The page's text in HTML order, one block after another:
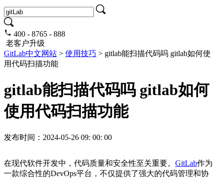
400 - 8765 - 888
老客户升级
GitLab中文网站 > 使用技巧 > gitlab能扫描代码吗 gitlab如何使
用代码扫描功能
gitlab能扫描代码吗 gitlab如何
使用代码扫描功能
发布时间：2024-05-26 09: 00: 00
在现代软件开发中，代码质量和安全性至关重要。 GitLab作为
一款综合性的DevOps平台，不仅提供了强大的代码管理和协